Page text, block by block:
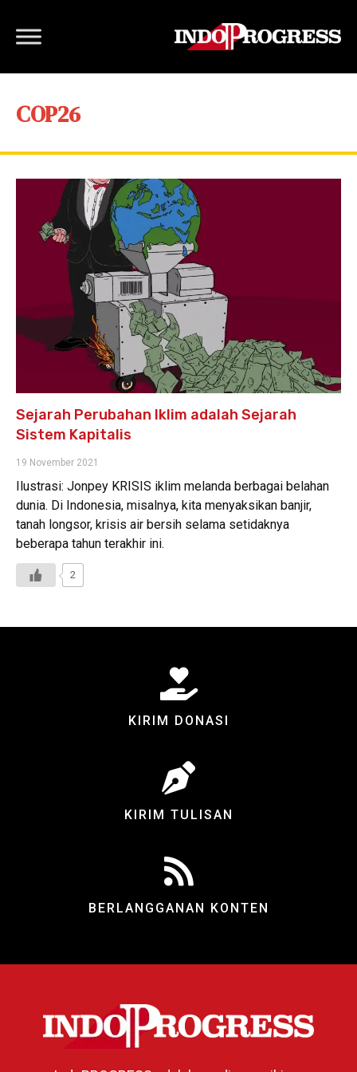
COP26
Sejarah Perubahan Iklim adalah Sejarah
Sistem Kapitalis
19 November 2021
Ilustrasi: Jonpey KRISIS iklim melanda berbagai belahan
dunia. Di Indonesia, misalnya, kita menyaksikan banjir,
tanah longsor, krisis air bersih selama setidaknya
beberapa tahun terakhir ini.
2
KIRIM DONASI
KIRIM TULISAN
BERLANGGANAN KONTEN